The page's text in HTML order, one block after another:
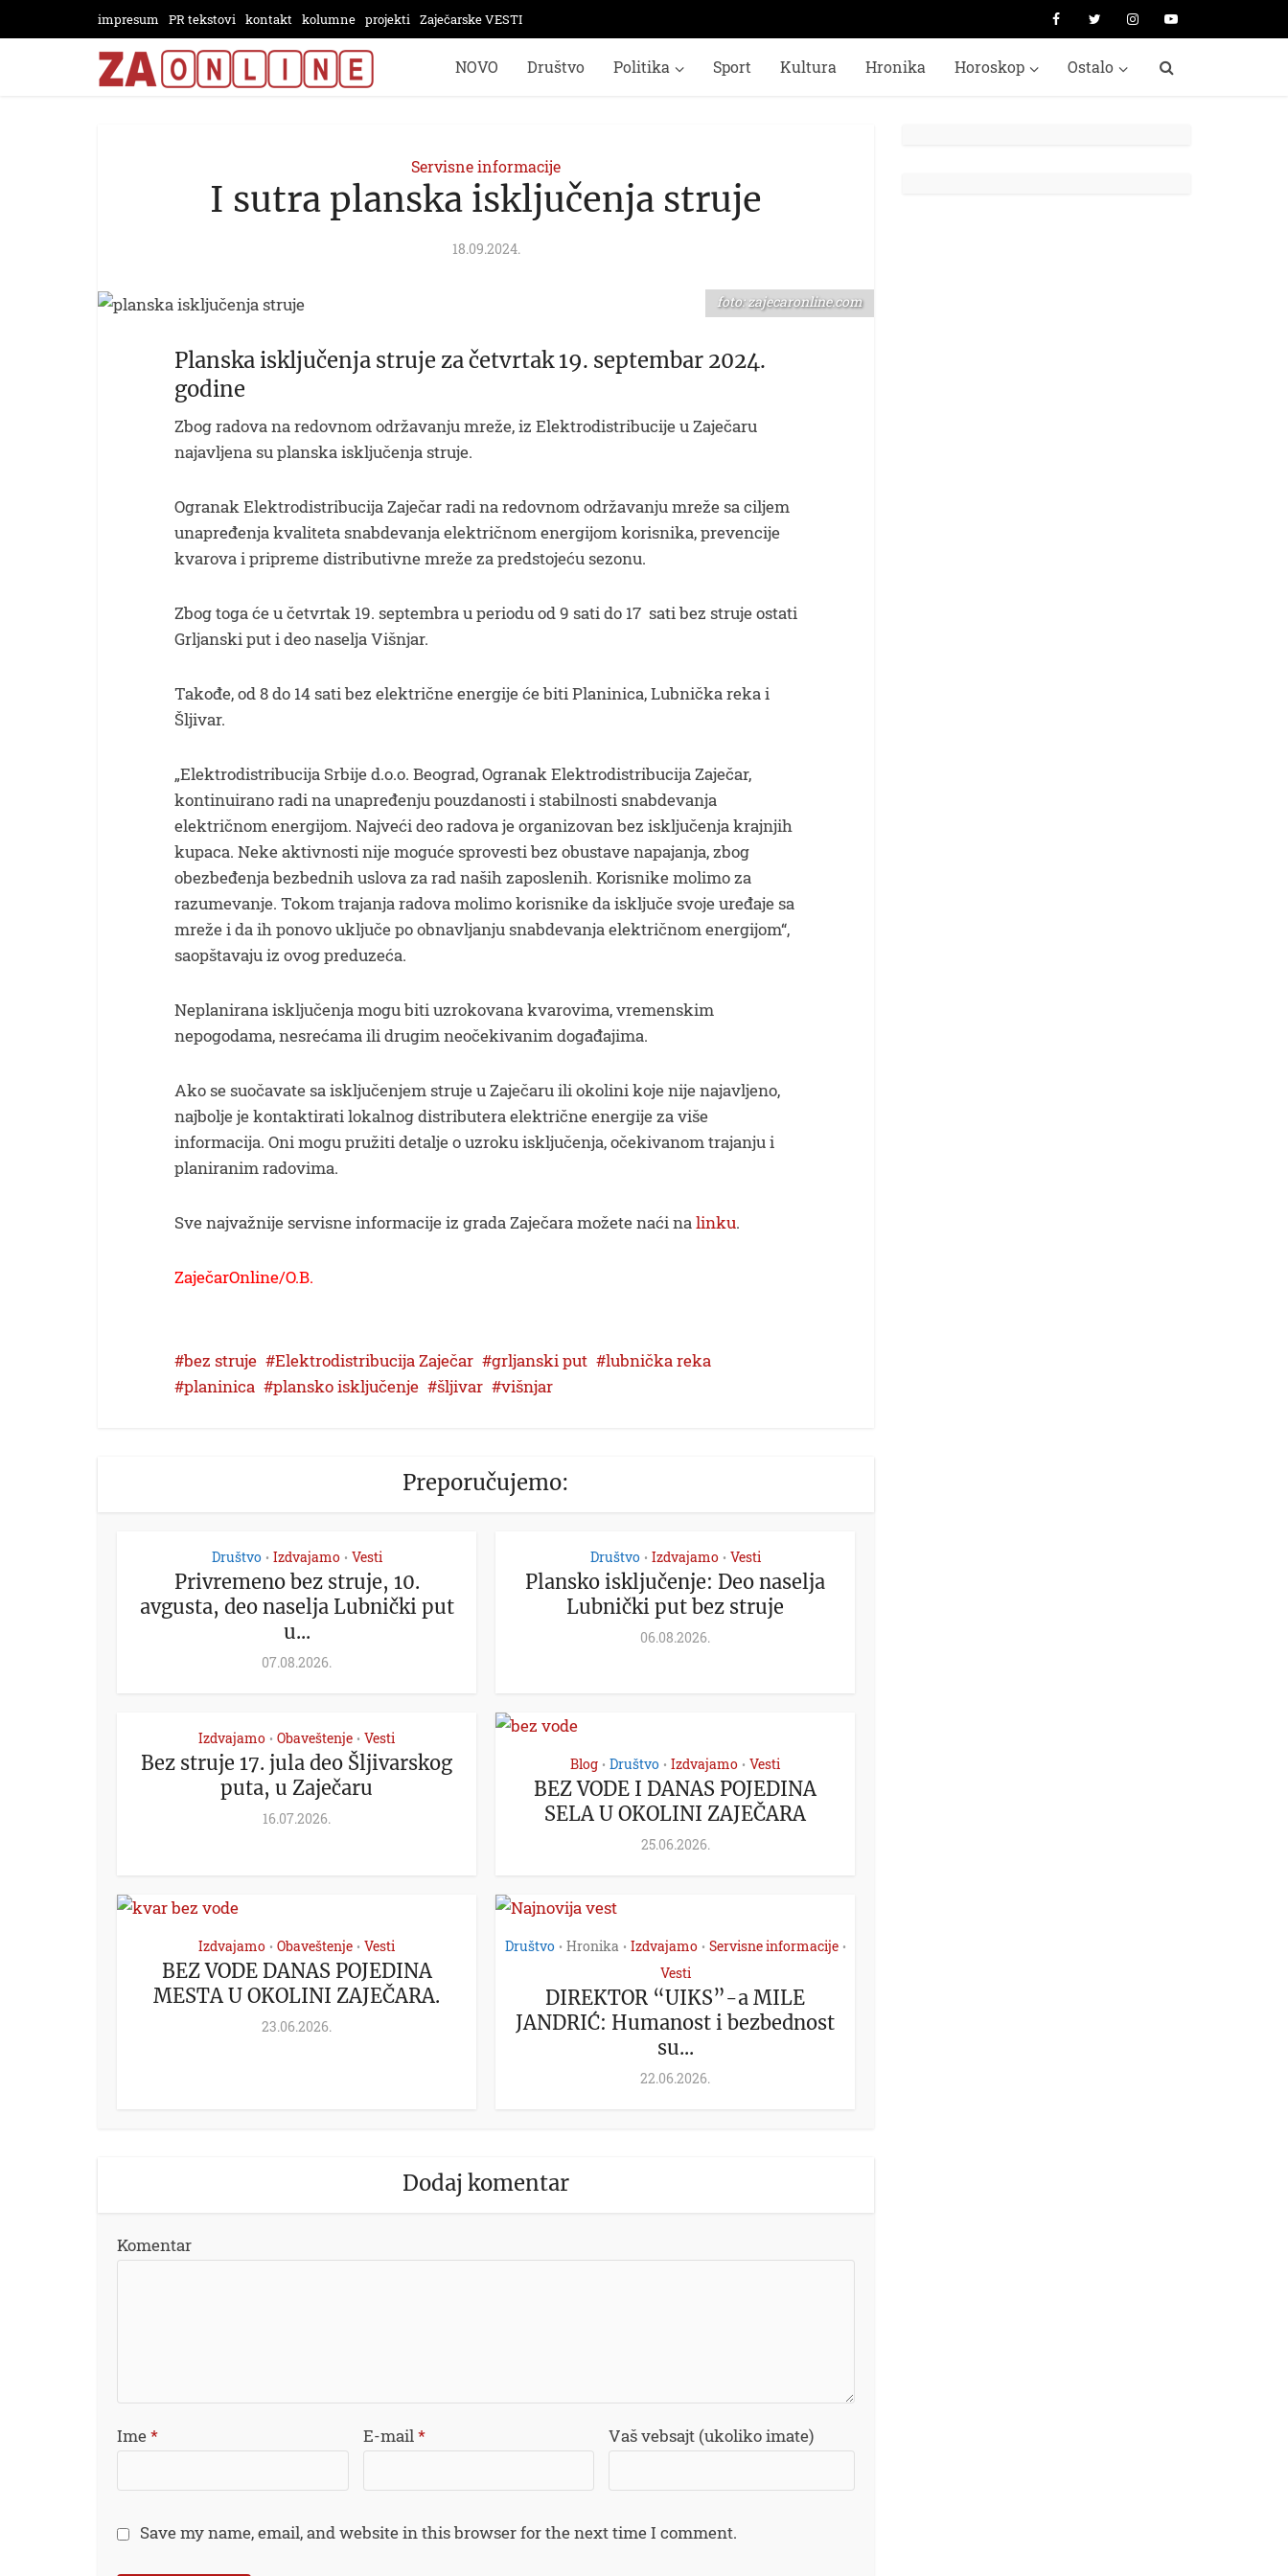
impresum PR tekstovi kontakt kolumne projekti Zaječarske VESTI
NOVO Društvo Politika Sport Kultura Hronika Horoskop Ostalo
Servisne informacije
I sutra planska isključenja struje
18.09.2024.
foto: zajecaronline.com
Planska isključenja struje za četvrtak 19. septembar 2024.
godine
Zbog radova na redovnom održavanju mreže, iz Elektrodistribucije u Zaječaru
najavljena su planska isključenja struje.
Ogranak Elektrodistribucija Zaječar radi na redovnom održavanju mreže sa ciljem
unapređenja kvaliteta snabdevanja električnom energijom korisnika, prevencije
kvarova i pripreme distributivne mreže za predstojeću sezonu.
Zbog toga će u četvrtak 19. septembra u periodu od 9 sati do 17 sati bez struje ostati
Grljanski put i deo naselja Višnjar.
Takođe, od 8 do 14 sati bez električne energije će biti Planinica, Lubnička reka i
Šljivar.
„Elektrodistribucija Srbije d.o.o. Beograd, Ogranak Elektrodistribucija Zaječar,
kontinuirano radi na unapređenju pouzdanosti i stabilnosti snabdevanja
električnom energijom. Najveći deo radova je organizovan bez isključenja krajnjih
kupaca. Neke aktivnosti nije moguće sprovesti bez obustave napajanja, zbog
obezbeđenja bezbednih uslova za rad naših zaposlenih. Korisnike molimo za
razumevanje. Tokom trajanja radova molimo korisnike da isključe svoje uređaje sa
mreže i da ih ponovo uključe po obnavljanju snabdevanja električnom energijom“,
saopštavaju iz ovog preduzeća.
Neplanirana isključenja mogu biti uzrokovana kvarovima, vremenskim
nepogodama, nesrećama ili drugim neočekivanim događajima.
Ako se suočavate sa isključenjem struje u Zaječaru ili okolini koje nije najavljeno,
najbolje je kontaktirati lokalnog distributera električne energije za više
informacija. Oni mogu pružiti detalje o uzroku isključenja, očekivanom trajanju i
planiranim radovima.
Sve najvažnije servisne informacije iz grada Zaječara možete naći nalinku.
ZaječarOnline/O.B.
bez struje Elektrodistribucija Zaječar grljanski put
lubnička reka
planinica
plansko isključenje šljivar višnjar
Preporučujemo:
Društvo • Izdvajamo • Vesti
Privremeno bez struje, 10.
avgusta, deo naselja Lubnički put
u...
07.08.2026.
Društvo • Izdvajamo • Vesti
Plansko isključenje: Deo naselja
Lubnički put bez struje
06.08.2026.
Izdvajamo • Obaveštenje • Vesti
Bez struje 17. jula deo Šljivarskog
puta, u Zaječaru
16.07.2026.
Blog • Društvo • Izdvajamo • Vesti
BEZ VODE I DANAS POJEDINA
SELA U OKOLINI ZAJEČARA
25.06.2026.
Izdvajamo • Obaveštenje • Vesti
BEZ VODE DANAS POJEDINA
MESTA U OKOLINI ZAJEČARA.
23.06.2026.
Društvo • Hronika • Izdvajamo • Servisne informacije •
Vesti
DIREKTOR “UIKS”-a MILE
JANDRIĆ: Humanost i bezbednost
su...
22.06.2026.
Dodaj komentar
Komentar
Ime* E-mail* Vaš vebsajt (ukoliko imate)
Save my name, email, and website in this browser for the next time I comment.